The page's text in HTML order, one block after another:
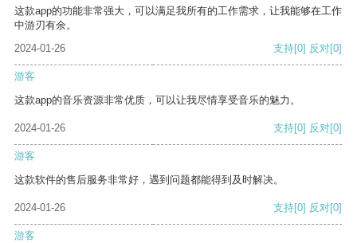
这款app的功能非常强大，可以满足我所有的工作需求，让我能够在工作
中游刃有余。
2024-01-26
支持[0] 反对[0]
游客
这款app的音乐资源非常优质，可以让我尽情享受音乐的魅力。
2024-01-26 支持[0] 反对[0]
游客
这款软件的售后服务非常好，遇到问题都能得到及时解决。
2024-01-26 支持[0] 反对[0]
游客